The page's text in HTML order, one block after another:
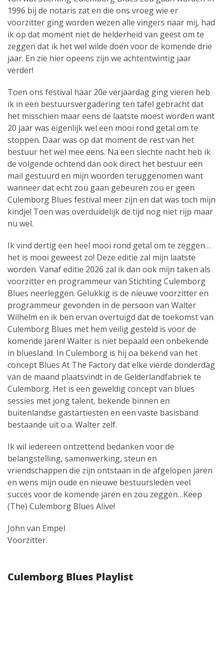
1996 bij de notaris zat en die ons vroeg wie er
voorzitter ging worden wezen alle vingers naar mij, had
ik op dat moment niet de helderheid van geest om te
zeggen dat ik het wel wilde doen voor de komende drie
jaar. En zie hier opeens zijn we achtentwintig jaar
verder!
Toen ons festival haar 20e verjaardag ging vieren heb
ik in een bestuursvergadering ten tafel gebracht dat
het misschien maar eens de laatste moest worden want
20 jaar was eigenlijk wel een mooi rond getal om te
stoppen. Daar was op dat moment de rest van het
bestuur het wel mee eens. Na een slechte nacht heb ik
de volgende ochtend dan ook direct het bestuur een
mail gestuurd en mijn woorden teruggenomen want
wanneer dat echt zou gaan gebeuren zou er geen
Culemborg Blues festival meer zijn en dat was toch mijn
kindje! Toen was overduidelijk de tijd nog niet rijp maar
nu wel.
Ik vind dertig een heel mooi rond getal om te zeggen…
het is mooi geweest zo! Deze editie zal mijn laatste
worden. Vanaf editie 2026 zal ik dan ook mijn taken als
voorzitter en programmeur van Stichting Culemborg
Blues neerleggen. Gelukkig is de nieuwe voorzitter en
programmeur gevonden in de persoon van Walter
Wilhelm en ik ben ervan overtuigd dat de toekomst van
Culemborg Blues met hem veilig gesteld is voor de
komende jaren! Walter is niet bepaald een onbekende
in bluesland. In Culemborg is hij oa bekend van het
concept Blues At The Factory dat elke vierde donderdag
van de maand plaatsvindt in de Gelderlandfabriek te
Culemborg. Het is een geweldig concept van blues
sessies met jong talent, bekende binnen en
buitenlandse gastartiesten en een vaste basisband
bestaande uit o.a. Walter zelf.
Ik wil iedereen ontzettend bedanken voor de
belangstelling, samenwerking, steun en
vriendschappen die zijn ontstaan in de afgelopen jaren
en wens mijn oude en nieuwe bestuursleden veel
succes voor de komende jaren en zou zeggen…Keep
(The) Culemborg Blues Alive!
John van Empel
Voorzitter.
Culemborg Blues Playlist